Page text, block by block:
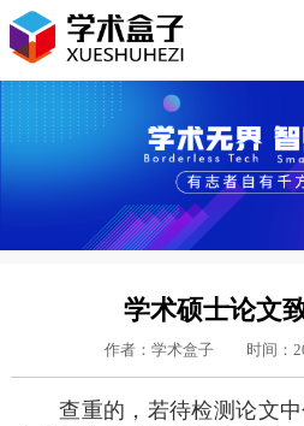
学术硕士论文
作者：学术盒子 时间：
查重的，若待检测论文